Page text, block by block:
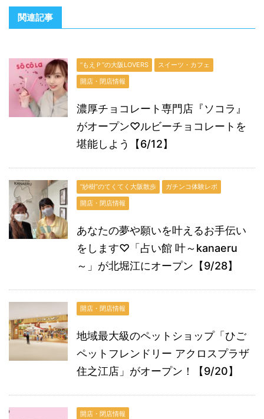
関連記事
“もえＰ”の大阪LOVERS
スイーツ・カフェ
開店・閉店情報
濃厚チョコレート専門店『ソコラ』
がオープン♡ルビーチョコレートを
堪能しよう【6/12】
“紗樹”のてくてく大阪散歩
ガチンコ体験レポ
開店・閉店情報
あなたの夢や願いを叶えるお手伝い
をします♡「占い館 叶～kanaeru
～」が北堀江にオープン【9/28】
開店・閉店情報
地域最大級のペットショップ「ひご
ペットフレンドリー アクロスプラザ
住之江店」がオープン！【9/20】
開店・閉店情報